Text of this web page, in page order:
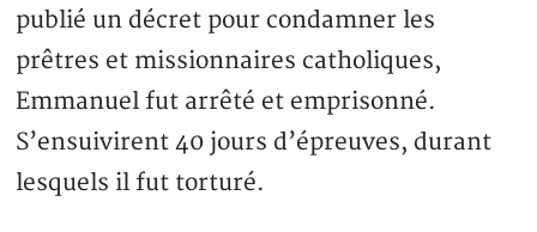
publié un décret pour condamner les
prêtres et missionnaires catholiques,
Emmanuel fut arrêté et emprisonné.
S’ensuivirent 40 jours d’épreuves, durant
lesquels il fut torturé.